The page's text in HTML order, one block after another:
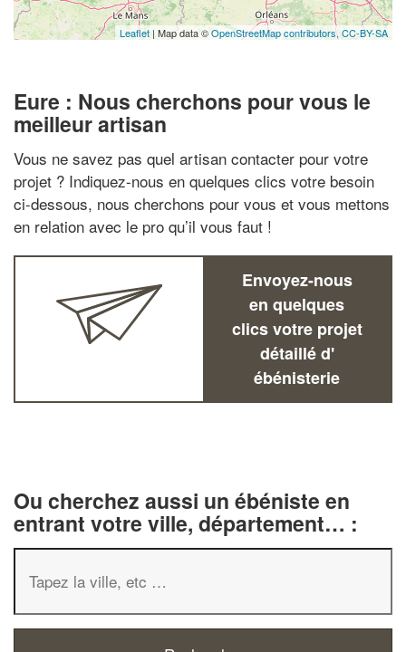
Leaflet | Map data ©OpenStreetMap contributors, CC-BY-SA
Eure : Nous cherchons pour vous le
meilleur artisan
Vous ne savez pas quel artisan contacter pour votre
projet ? Indiquez-nous en quelques clics votre besoin
ci-dessous, nous cherchons pour vous et vous mettons
en relation avec le pro qu’il vous faut !
Envoyez-nous
en quelques
clics votre projet
détaillé d'
ébénisterie
Ou cherchez aussi un ébéniste en
entrant votre ville, département… :